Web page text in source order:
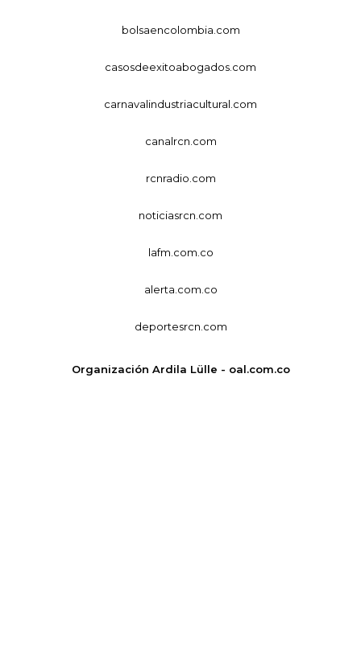
bolsaencolombia.com
casosdeexitoabogados.com
carnavalindustriacultural.com
canalrcn.com
rcnradio.com
noticiasrcn.com
lafm.com.co
alerta.com.co
deportesrcn.com
Organización Ardila Lülle - oal.com.co